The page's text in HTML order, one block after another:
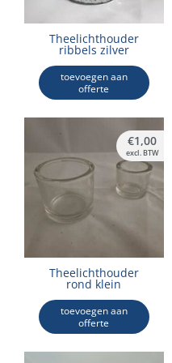
Theelichthouder
ribbels zilver
toevoegen aan
offerte
Theelichthouder
rond klein
toevoegen aan
offerte
€1,00
excl. BTW